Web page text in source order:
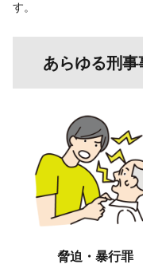
す。
あらゆる刑事
脅迫・暴行罪